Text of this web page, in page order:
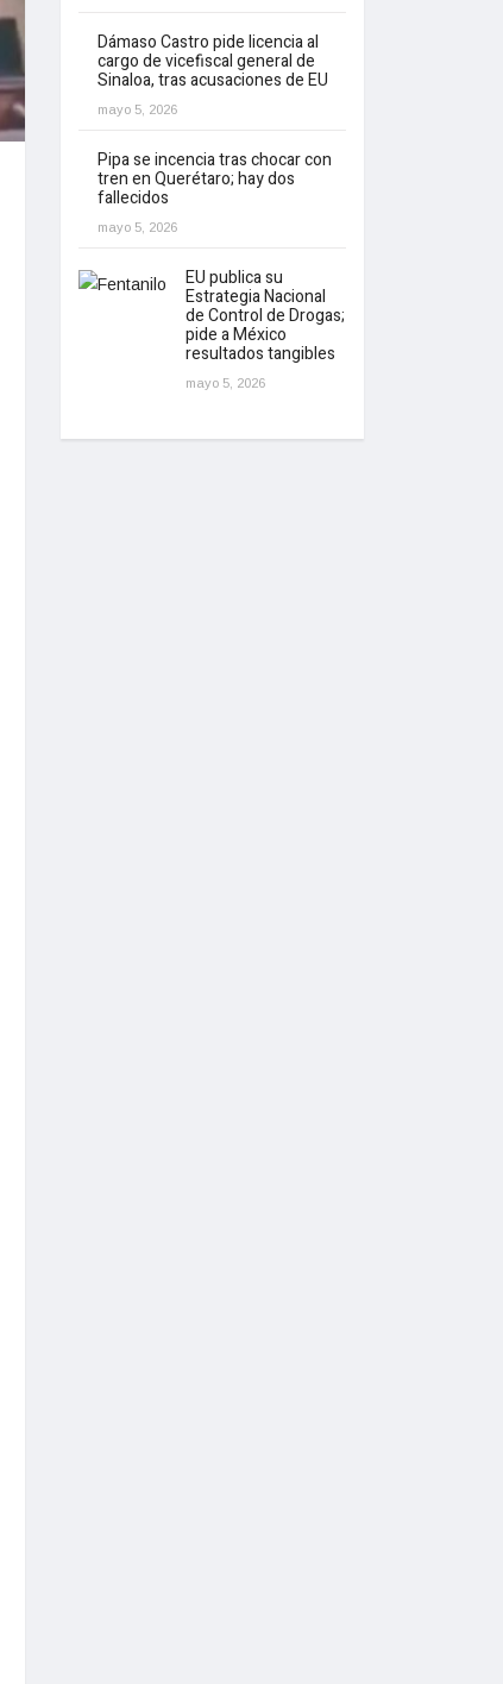
Dámaso Castro pide licencia al
cargo de vicefiscal general de
Sinaloa, tras acusaciones de EU
mayo 5, 2026
Pipa se incencia tras chocar con
tren en Querétaro; hay dos
fallecidos
mayo 5, 2026
EU publica su
Estrategia Nacional
de Control de Drogas;
pide a México
resultados tangibles
mayo 5, 2026